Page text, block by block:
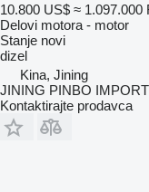
10.800 US$ ≈ 1.097.000
Delovi motora - motor
Stanje novi
dizel
Kina, Jining
JINING PINBO
Kontaktirajte prodavca